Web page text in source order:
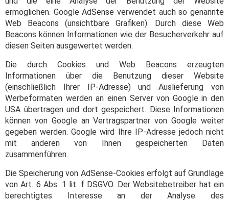
ermöglichen. Google AdSense verwendet auch so genannte
Web Beacons (unsichtbare Grafiken). Durch diese Web
Beacons können Informationen wie der Besucherverkehr auf
diesen Seiten ausgewertet werden.
Die durch Cookies und Web Beacons erzeugten
Informationen über die Benutzung dieser Website
(einschließlich Ihrer IP-Adresse) und Auslieferung von
Werbeformaten werden an einen Server von Google in den
USA übertragen und dort gespeichert. Diese Informationen
können von Google an Vertragspartner von Google weiter
gegeben werden. Google wird Ihre IP-Adresse jedoch nicht
mit anderen von Ihnen gespeicherten Daten
zusammenführen.
Die Speicherung von AdSense-Cookies erfolgt auf Grundlage
von Art. 6 Abs. 1 lit. f DSGVO. Der Websitebetreiber hat ein
berechtigtes Interesse an der Analyse des